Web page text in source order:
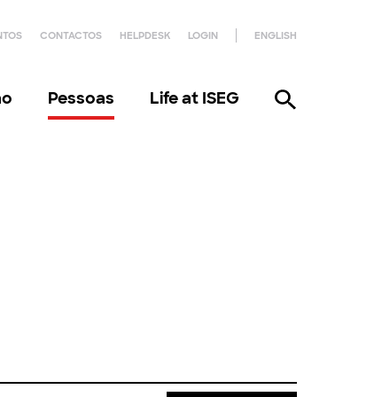
CONTACTOS HELPDESK LOGIN ENGLISH
Pessoas Life at ISEG